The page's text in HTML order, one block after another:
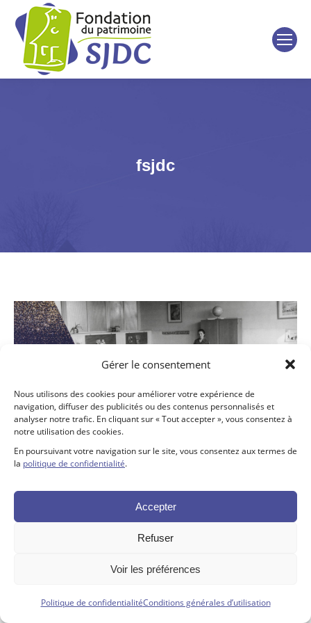
Gérer le consentement
Nous utilisons des cookies pour améliorer votre expérience de
navigation, diffuser des publicités ou des contenus personnalisés et
analyser notre trafic. En cliquant sur « Tout accepter », vous consentez à
notre utilisation des cookies.
En poursuivant votre navigation sur le site, vous consentez aux termes de
la politique de confidentialité.
Accepter
Refuser
Voir les préférences
Politique de confidentialitéConditions générales d’utilisation
fsjdc
Stratégies